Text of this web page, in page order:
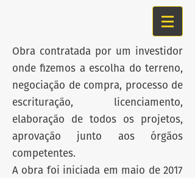
Obra contratada por um investidor
onde fizemos a escolha do terreno,
negociação de compra, processo de
escrituração, licenciamento,
elaboração de todos os projetos,
aprovação junto aos órgãos
competentes.
A obra foi iniciada em maio de 2017